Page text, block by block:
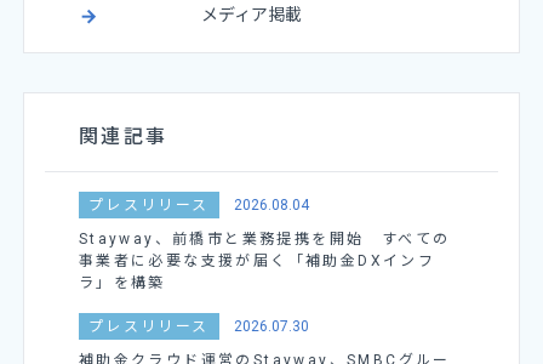
メディア掲載
関連記事
プレスリリース
2026.08.04
Stayway、前橋市と業務提携を開始 すべての
事業者に必要な支援が届く「補助金DXインフ
ラ」を構築
プレスリリース
2026.07.30